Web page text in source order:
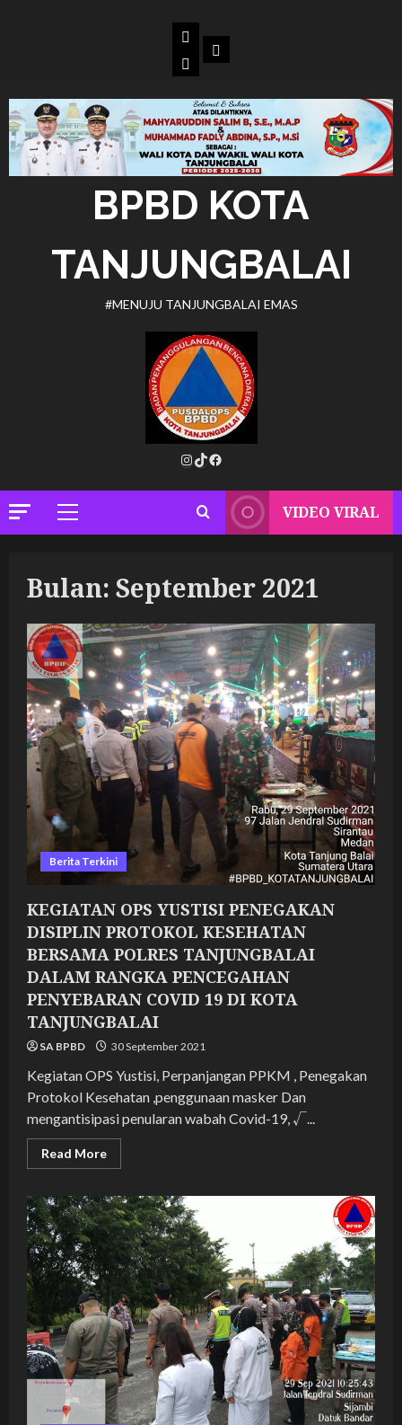
Beranda
BPBD
Tanjungbalai
Dokumen
BPBD KOTA
TANJUNGBALAI
#MENUJU TANJUNGBALAI EMAS
Instagram
TikTok
Facebook
Primary
VIDEO VIRAL
Bulan: September 2021
Berita Terkini
KEGIATAN OPS YUSTISI PENEGAKAN
DISIPLIN PROTOKOL KESEHATAN
BERSAMA POLRES TANJUNGBALAI
DALAM RANGKA PENCEGAHAN
PENYEBARAN COVID 19 DI KOTA
TANJUNGBALAI
SA BPBD 30 September 2021
Kegiatan OPS Yustisi, Perpanjangan PPKM , Penegakan
Protokol Kesehatan ,penggunaan masker Dan
mengantisipasi penularan wabah Covid-19, √...
Read MoreRead
more
OPS
YUSTISI
PENEGAKAN
DISIPLIN
PROTOKOL
KESEHATAN
BERSAMA
POLRES
TANJUNGBALAI
DALAM
RANGKA
PENCEGAHAN
PENYEBARAN
COVID
19
DI
KOTA
TANJUNGBALAI